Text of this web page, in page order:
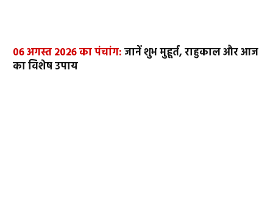
06 अगस्त 2026 का पंचांग:जानें शुभ मुहूर्त, राहुकाल और आज
का विशेष उपाय